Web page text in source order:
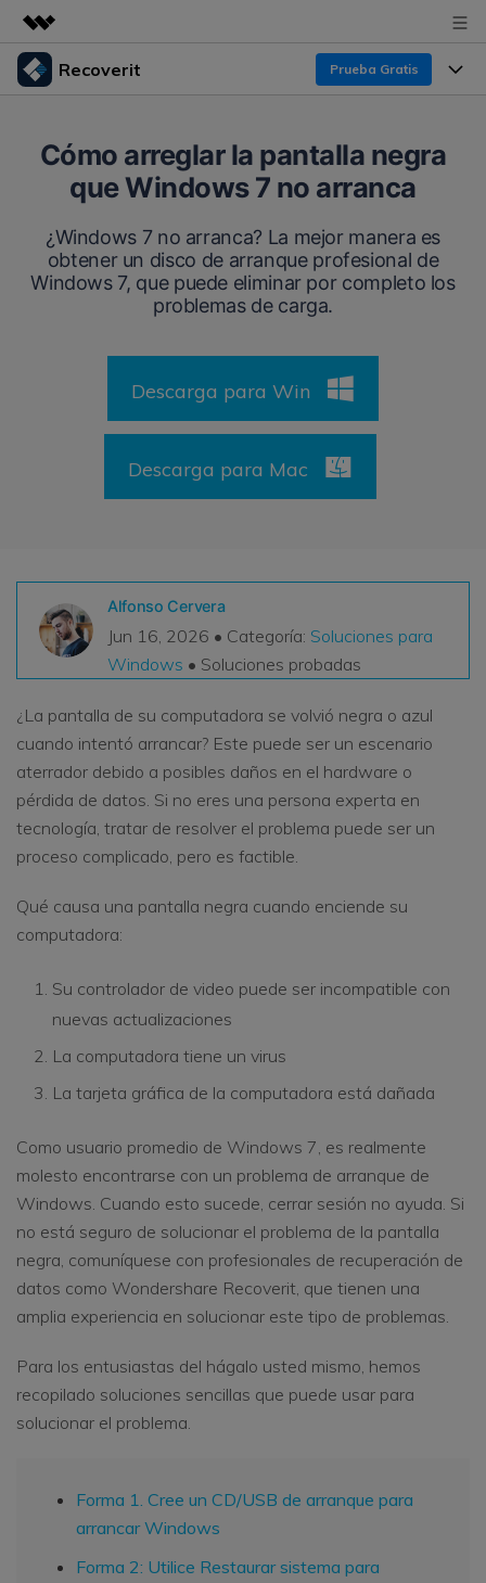
Productos destacados
Utilidades
Empresas
Resumen
Quiénes somos
Sala de prensa
Recoverit Prueba Gratis
Líder en recuperación para Windows
Pruébalo Gratis
Recoverit para Mac
Recupera datos ilimitados del sistema Mac
Pruébalo Gratis
Recupera datos perdidos/eliminados gratis
Pruébalo Gratis
Otros Productos
Repairit - Reparar Datos
UBackit - Respaldar Datos
Funciones
Recuperar de Unidades
Recuperar Medios Borrados
Recuperar Documentos
Recursos
Historias de Clientes
Temas Destacados
DESCARGAR Sign In
Cómo arreglar la pantalla negra
que Windows 7 no arranca
¿Windows 7 no arranca? La mejor manera es
obtener un disco de arranque profesional de
Windows 7, que puede eliminar por completo los
problemas de carga.
Descarga para Win
Descarga para Mac
Alfonso Cervera
Jun 16, 2026 • Categoría: Soluciones para
Windows • Soluciones probadas
¿La pantalla de su computadora se volvió negra o azul
cuando intentó arrancar? Este puede ser un escenario
aterrador debido a posibles daños en el hardware o
pérdida de datos. Si no eres una persona experta en
tecnología, tratar de resolver el problema puede ser un
proceso complicado, pero es factible.
Qué causa una pantalla negra cuando enciende su
computadora:
Su controlador de video puede ser incompatible con
nuevas actualizaciones
La computadora tiene un virus
La tarjeta gráfica de la computadora está dañada
Como usuario promedio de Windows 7, es realmente
molesto encontrarse con un problema de arranque de
Windows. Cuando esto sucede, cerrar sesión no ayuda. Si
no está seguro de solucionar el problema de la pantalla
negra, comuníquese con profesionales de recuperación de
datos como Wondershare Recoverit, que tienen una
amplia experiencia en solucionar este tipo de problemas.
Para los entusiastas del hágalo usted mismo, hemos
recopilado soluciones sencillas que puede usar para
solucionar el problema.
Forma 1. Cree un CD/USB de arranque para
arrancar Windows
Forma 2: Utilice Restaurar sistema para